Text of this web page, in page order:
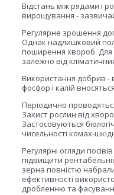
Відстань між рядами і
вирощування -
Регулярне зрошення
Однак надлишковий
поширення хвороб. Для
залежно від
Використання добрив -
фосфор і калій
Періодично
Захист рослин від
Застосовуються
чисельності комах-
Регулярні огляди
підвищити
зерна повністю
ефективності
дробленню та